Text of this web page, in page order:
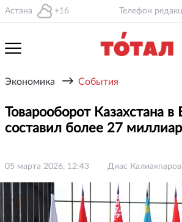
Астана +16 Телефон
Экономика → События
Товарооборот Казахстана
составил более 27
05 марта 2026, 12:43 Диас Калиакпаров